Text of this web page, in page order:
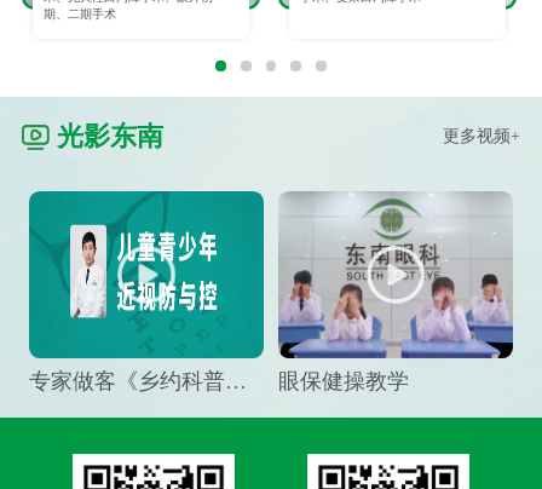
期、二期手术
光影东南 更多视频+
专家做客《乡约科普》栏目，预防孩子近视竟然这么“简单” 眼保健操教学